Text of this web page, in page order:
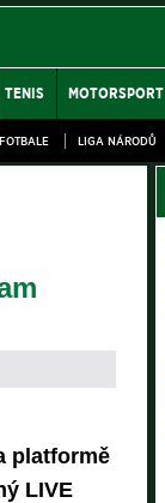
TENIS MOTORSPORT
LIGA NÁRODŮ
platformě
LIVE